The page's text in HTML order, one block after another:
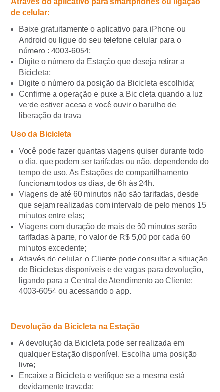
Através do aplicativo para smartphones ou ligação
de celular:
Baixe gratuitamente o aplicativo para iPhone ou
Android ou ligue do seu telefone celular para o
número : 4003-6054;
Digite o número da Estação que deseja retirar a
Bicicleta;
Digite o número da posição da Bicicleta escolhida;
Confirme a operação e puxe a Bicicleta quando a luz
verde estiver acesa e você ouvir o barulho de
liberação da trava.
Uso da Bicicleta
Você pode fazer quantas viagens quiser durante todo
o dia, que podem ser tarifadas ou não, dependendo do
tempo de uso. As Estações de compartilhamento
funcionam todos os dias, de 6h às 24h.
Viagens de até 60 minutos não são tarifadas, desde
que sejam realizadas com intervalo de pelo menos 15
minutos entre elas;
Viagens com duração de mais de 60 minutos serão
tarifadas à parte, no valor de R$ 5,00 por cada 60
minutos excedente;
Através do celular, o Cliente pode consultar a situação
de Bicicletas disponíveis e de vagas para devolução,
ligando para a Central de Atendimento ao Cliente:
4003-6054 ou acessando o app.
Devolução da Bicicleta na Estação
A devolução da Bicicleta pode ser realizada em
qualquer Estação disponível. Escolha uma posição
livre;
Encaixe a Bicicleta e verifique se a mesma está
devidamente travada;